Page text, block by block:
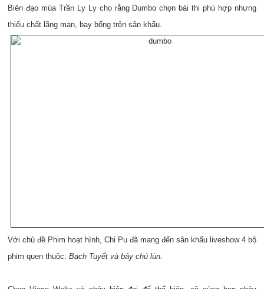
Biên đạo múa Trần Ly Ly cho rằng Dumbo chọn bài thi phù hợp nhưng
thiếu chất lãng mạn, bay bổng trên sân khấu.
Với chủ đề Phim hoạt hình, Chi Pu đã mang đến sân khấu liveshow 4 bộ
phim quen thuộc: Bạch Tuyết và bảy chú lùn.